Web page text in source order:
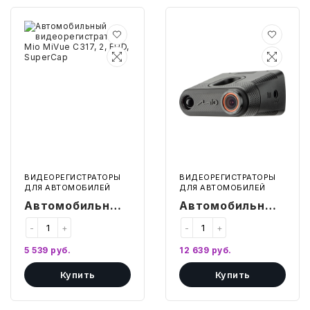
Автомобильный
видеорегистратор
Mio
MiVue
ВИДЕОРЕГИСТРАТОРЫ
ДЛЯ АВТОМОБИЛЕЙ
Автомобильный
видеорегистратор
Mio MiVue C317,
2, FHD, SuperCap
+
-
5 539 руб.
Купить
Combo,
FHD,
Signature,
150
ВИДЕОРЕГИСТРАТОРЫ
ДЛЯ АВТОМОБИЛЕЙ
Автомобильный
видеорегистратор
Mio MiVue i85,
Combo, FHD,
Signature, 150
+
-
12 639 руб.
Купить